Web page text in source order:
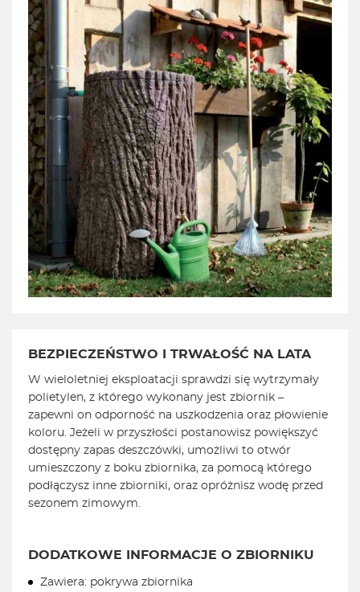
BEZPIECZEŃSTWO I TRWAŁOŚĆ NA LATA
W wieloletniej eksploatacji sprawdzi się wytrzymały
polietylen, z którego wykonany jest zbiornik –
zapewni on odporność na uszkodzenia oraz płowienie
koloru. Jeżeli w przyszłości postanowisz powiększyć
dostępny zapas deszczówki, umożliwi to otwór
umieszczony z boku zbiornika, za pomocą którego
podłączysz inne zbiorniki, oraz opróżnisz wodę przed
sezonem zimowym.
DODATKOWE INFORMACJE O ZBIORNIKU
Zawiera: pokrywa zbiornika